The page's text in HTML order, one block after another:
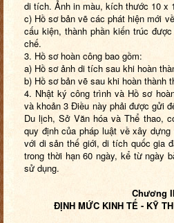
di tích. Ảnh in màu, kích thước 10 x
c) Hồ sơ bản vẽ các phát hiện mới
cấu kiện, thành phần kiến trúc
chế.
3. Hồ sơ hoàn công bao gồm:
a) Hồ sơ ảnh di tích sau khi hoàn
b) Hồ sơ bản vẽ sau khi hoàn thành
4. Nhật ký công trình và Hồ sơ
và khoản 3 Điều này phải được gửi
Du lịch, Sở Văn hóa và Thể thao,
quy định của pháp luật về xây
với di sản thế giới, di tích quốc gia
trong thời hạn 60 ngày, kể từ ngày
sử dụng.
Chương
ĐỊNH MỨC KINH TẾ - KỸ